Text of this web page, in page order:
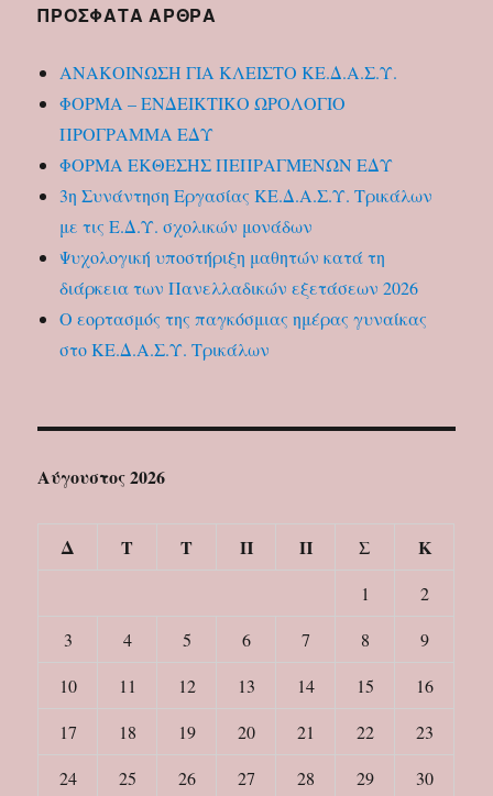
ΠΡΌΣΦΑΤΑ ΆΡΘΡΑ
ΑΝΑΚΟΙΝΩΣΗ ΓΙΑ ΚΛΕΙΣΤΟ ΚΕ.Δ.Α.Σ.Υ.
ΦΟΡΜΑ – ΕΝΔΕΙΚΤΙΚΟ ΩΡΟΛΟΓΙΟ
ΠΡΟΓΡΑΜΜΑ ΕΔΥ
ΦΟΡΜΑ ΕΚΘΕΣΗΣ ΠΕΠΡΑΓΜΕΝΩΝ ΕΔΥ
3η Συνάντηση Εργασίας ΚΕ.Δ.Α.Σ.Υ. Τρικάλων
με τις Ε.Δ.Υ. σχολικών μονάδων
Ψυχολογική υποστήριξη μαθητών κατά τη
διάρκεια των Πανελλαδικών εξετάσεων 2026
Ο εορτασμός της παγκόσμιας ημέρας γυναίκας
στο ΚΕ.Δ.Α.Σ.Υ. Τρικάλων
Αύγουστος 2026
Δ Τ Τ Π Π Σ Κ
1
2
3
4 5 6 7 8
9
10
11 12 13 14 15
16
17
18 19 20 21 22
23
24
25 26 27 28 29 30